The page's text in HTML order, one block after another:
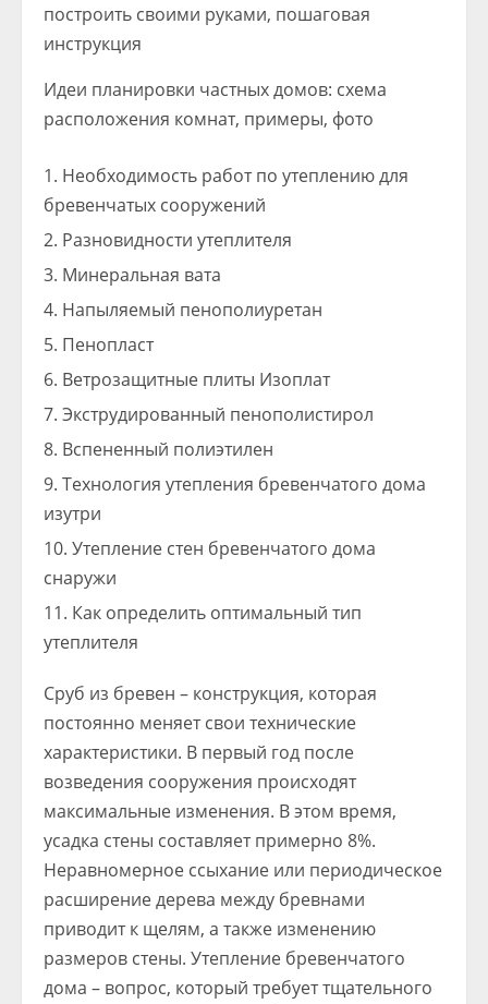
построить своими руками, пошаговая
инструкция
Идеи планировки частных домов: схема
расположения комнат, примеры, фото
Необходимость работ по утеплению для
бревенчатых сооружений
Разновидности утеплителя
Минеральная вата
Напыляемый пенополиуретан
Пенопласт
Ветрозащитные плиты Изоплат
Экструдированный пенополистирол
Вспененный полиэтилен
Технология утепления бревенчатого дома
изутри
Утепление стен бревенчатого дома
снаружи
Как определить оптимальный тип
утеплителя
Сруб из бревен – конструкция, которая
постоянно меняет свои технические
характеристики. В первый год после
возведения сооружения происходят
максимальные изменения. В этом время,
усадка стены составляет примерно 8%.
Неравномерное ссыхание или периодическое
расширение дерева между бревнами
приводит к щелям, а также изменению
размеров стены. Утепление бревенчатого
дома – вопрос, который требует тщательного